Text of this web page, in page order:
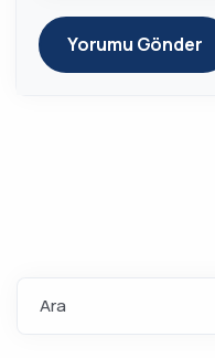
Yorumu Gönder
Ara